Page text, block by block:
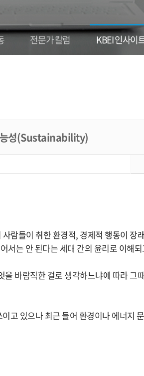
전문가 칼럼 KBEI 인사이
능성(Sustainability)
람들이 취한 환경적, 경제적 행동이 장
서는 안 된다는 세대 간의 윤리로 이해
바람직한 걸로 생각하느냐에 따라 그
고 있으나 최근 들어 환경이나 에너지